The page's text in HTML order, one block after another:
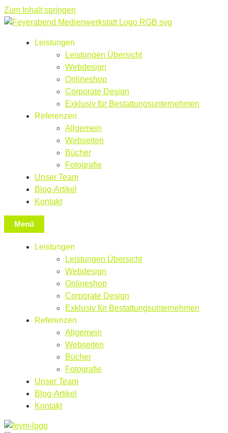
Zum Inhalt springen
Leistungen
Leistungen Übersicht
Webdesign
Onlineshop
Corporate Design
Exklusiv für Bestattungsunternehmen
Referenzen
Allgemein
Webseiten
Bücher
Fotografie
Unser Team
Blog-Artikel
Kontakt
Menü
Leistungen
Leistungen Übersicht
Webdesign
Onlineshop
Corporate Design
Exklusiv für Bestattungsunternehmen
Referenzen
Allgemein
Webseiten
Bücher
Fotografie
Unser Team
Blog-Artikel
Kontakt